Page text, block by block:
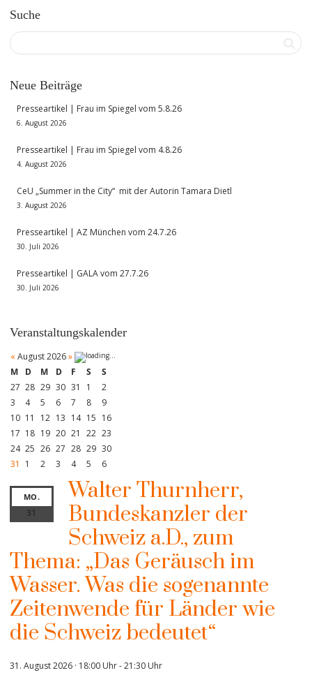
Suche
Neue Beiträge
Presseartikel | Frau im Spiegel vom 5.8.26
6. August 2026
Presseartikel | Frau im Spiegel vom 4.8.26
4. August 2026
CeU „Summer in the City“ mit der Autorin Tamara Dietl
3. August 2026
Presseartikel | AZ München vom 24.7.26
30. Juli 2026
Presseartikel | GALA vom 27.7.26
30. Juli 2026
Veranstaltungskalender
« August 2026»
M
D M D F S
S
27 28 29 30 31 1
2
3
4 5 6 7 8
9
10 11 12 13 14 15 16
17 18 19 20 21 22 23
24 25 26 27 28 29 30
31
1 2 3 4 5 6
MO.
31
Walter Thurnherr,
Bundeskanzler der
Schweiz a.D., zum
Thema: „Das Geräusch im
Wasser. Was die sogenannte
Zeitenwende für Länder wie
die Schweiz bedeutet“
31. August 2026 · 18:00 Uhr-21:30 Uhr